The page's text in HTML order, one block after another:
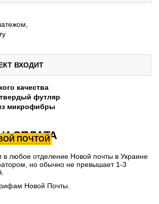
ВХОДИТ
качества
футляр
микрофибры
ОПЛАТА
ПОЧТОЙ
в любое отделение Новой почты в Украине
но обычно не превышает 1-3
Новой Почты.